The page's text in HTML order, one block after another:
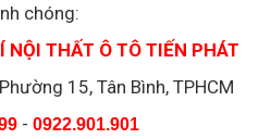
chóng:
NỘI THẤT Ô TÔ TIẾN PHÁT
15, Tân Bình, TPHCM
- 0922.901.901